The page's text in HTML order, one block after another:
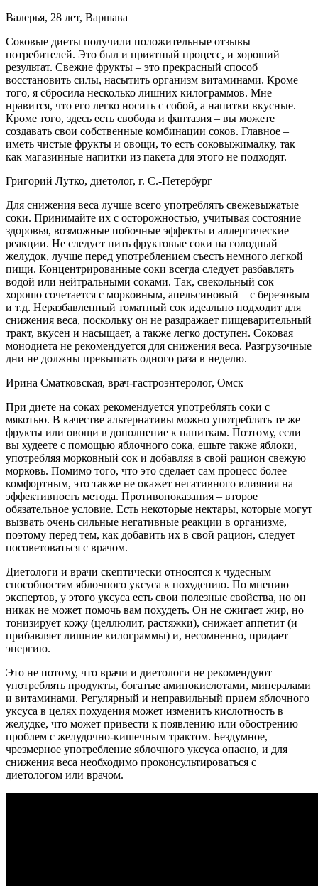
Валерья, 28 лет, Варшава
Соковые диеты получили положительные отзывы
потребителей. Это был и приятный процесс, и хороший
результат. Свежие фрукты – это прекрасный способ
восстановить силы, насытить организм витаминами. Кроме
того, я сбросила несколько лишних килограммов. Мне
нравится, что его легко носить с собой, а напитки вкусные.
Кроме того, здесь есть свобода и фантазия – вы можете
создавать свои собственные комбинации соков. Главное –
иметь чистые фрукты и овощи, то есть соковыжималку, так
как магазинные напитки из пакета для этого не подходят.
Григорий Лутко, диетолог, г. С.-Петербург
Для снижения веса лучше всего употреблять свежевыжатые
соки. Принимайте их с осторожностью, учитывая состояние
здоровья, возможные побочные эффекты и аллергические
реакции. Не следует пить фруктовые соки на голодный
желудок, лучше перед употреблением съесть немного легкой
пищи. Концентрированные соки всегда следует разбавлять
водой или нейтральными соками. Так, свекольный сок
хорошо сочетается с морковным, апельсиновый – с березовым
и т.д. Неразбавленный томатный сок идеально подходит для
снижения веса, поскольку он не раздражает пищеварительный
тракт, вкусен и насыщает, а также легко доступен. Соковая
монодиета не рекомендуется для снижения веса. Разгрузочные
дни не должны превышать одного раза в неделю.
Ирина Сматковская, врач-гастроэнтеролог, Омск
При диете на соках рекомендуется употреблять соки с
мякотью. В качестве альтернативы можно употреблять те же
фрукты или овощи в дополнение к напиткам. Поэтому, если
вы худеете с помощью яблочного сока, ешьте также яблоки,
употребляя морковный сок и добавляя в свой рацион свежую
морковь. Помимо того, что это сделает сам процесс более
комфортным, это также не окажет негативного влияния на
эффективность метода. Противопоказания – второе
обязательное условие. Есть некоторые нектары, которые могут
вызвать очень сильные негативные реакции в организме,
поэтому перед тем, как добавить их в свой рацион, следует
посоветоваться с врачом.
Диетологи и врачи скептически относятся к чудесным
способностям яблочного уксуса к похудению. По мнению
экспертов, у этого уксуса есть свои полезные свойства, но он
никак не может помочь вам похудеть. Он не сжигает жир, но
тонизирует кожу (целлюлит, растяжки), снижает аппетит (и
прибавляет лишние килограммы) и, несомненно, придает
энергию.
Это не потому, что врачи и диетологи не рекомендуют
употреблять продукты, богатые аминокислотами, минералами
и витаминами. Регулярный и неправильный прием яблочного
уксуса в целях похудения может изменить кислотность в
желудке, что может привести к появлению или обострению
проблем с желудочно-кишечным трактом. Бездумное,
чрезмерное употребление яблочного уксуса опасно, и для
снижения веса необходимо проконсультироваться с
диетологом или врачом.